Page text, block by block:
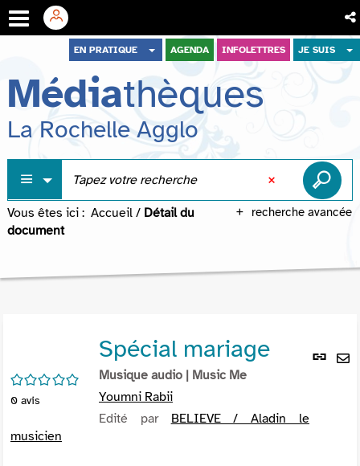
menu
contenu
recherche
EN PRATIQUE AGENDA INFOLETTRES JE SUIS
Médiathèques
La Rochelle Agglo
recherche avancée
Vous êtes ici : Accueil / Détail du
document
Lien
/5
0 avis
Spécial mariage
Musique audio | Music Me
Youmni Rabii
Edité par BELIEVE / Aladin le
musicien